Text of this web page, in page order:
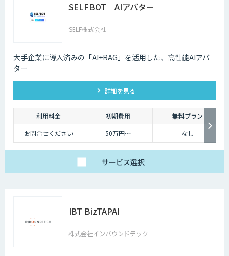
SELFBOT AIアバター
SELF株式会社
大手企業に導入済みの「AI+RAG」を活用した、高性能AIアバ
ター
詳細を見る
利用料金 初期費用
無料プラン
お問合せください
50万円〜 なし
サービス選択
IBT BizTAPAI
株式会社インバウンドテック